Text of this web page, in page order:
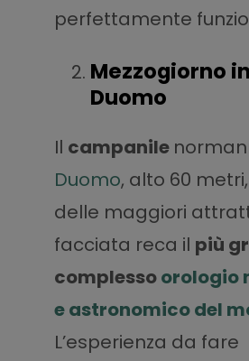
perfettamente
Mezzogiorno
Duomo
Il campanile
Duomo, alto 60
delle maggiori
facciata reca il più
complessoorologio
e astronomico del
L’esperienza da fare